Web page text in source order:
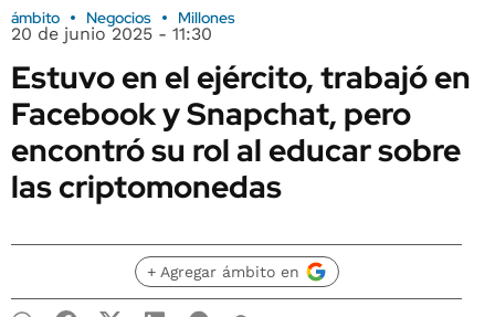
ámbito Negocios Millones
20 de junio 2025 - 11:30
Estuvo en el ejército, trabajó en
Facebook y Snapchat, pero
encontró su rol al educar sobre
las criptomonedas
+ Agregar ámbito en